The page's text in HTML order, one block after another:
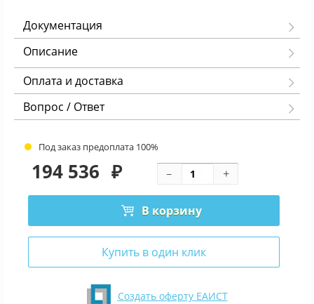
Документация
Описание
Оплата и доставка
Вопрос / Ответ
Под заказ предоплата 100%
194 536 ₽
В корзину
Купить в один клик
Создать оферту ЕАИСТ